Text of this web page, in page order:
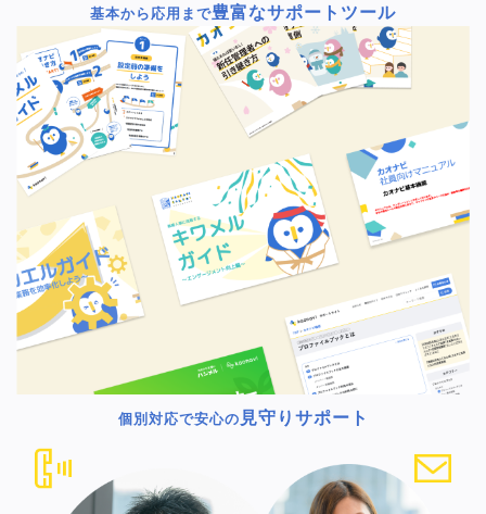
基本から応用まで豊富なサポートツール
個別対応で安心の 見守りサポート